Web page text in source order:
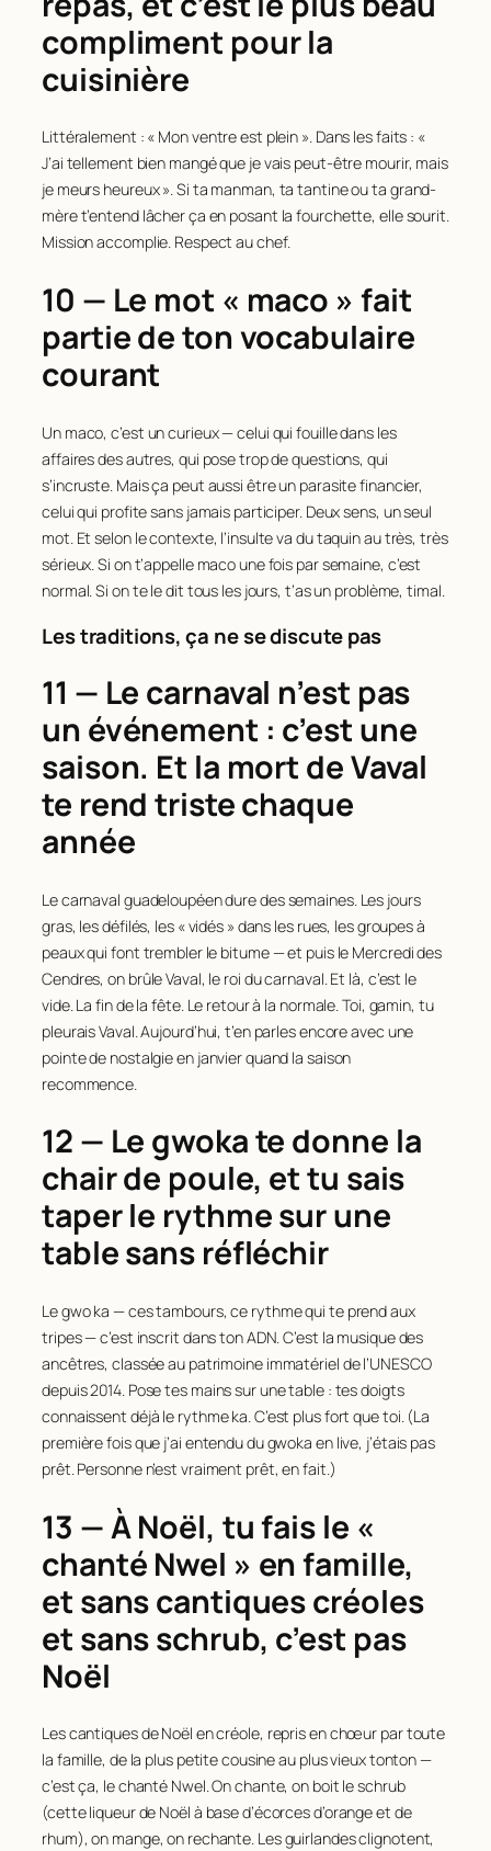
compliment pour la
cuisinière
Littéralement : « Mon ventre est plein ». Dans les faits : «
J’ai tellement bien mangé que je vais peut-être mourir, mais
je meurs heureux ». Si ta manman, ta tantine ou ta grand-
mère t’entend lâcher ça en posant la fourchette, elle sourit.
Mission accomplie. Respect au chef.
10 — Le mot « maco » fait
partie de ton vocabulaire
courant
Un maco, c’est un curieux — celui qui fouille dans les
affaires des autres, qui pose trop de questions, qui
s’incruste. Mais ça peut aussi être un parasite financier,
celui qui profite sans jamais participer. Deux sens, un seul
mot. Et selon le contexte, l’insulte va du taquin au très, très
sérieux. Si on t’appelle maco une fois par semaine, c’est
normal. Si on te le dit tous les jours, t’as un problème, timal.
Les traditions, ça ne se discute pas
11 — Le carnaval n’est pas
un événement : c’est une
saison. Et la mort de Vaval
te rend triste chaque
année
Le carnaval guadeloupéen dure des semaines. Les jours
gras, les défilés, les « vidés » dans les rues, les groupes à
peaux qui font trembler le bitume — et puis le Mercredi des
Cendres, on brûle Vaval, le roi du carnaval. Et là, c’est le
vide. La fin de la fête. Le retour à la normale. Toi, gamin, tu
pleurais Vaval. Aujourd’hui, t’en parles encore avec une
pointe de nostalgie en janvier quand la saison
recommence.
12 — Le gwoka te donne la
chair de poule, et tu sais
taper le rythme sur une
table sans réfléchir
Le gwo ka — ces tambours, ce rythme qui te prend aux
tripes — c’est inscrit dans ton ADN. C’est la musique des
ancêtres, classée au patrimoine immatériel de l’UNESCO
depuis 2014. Pose tes mains sur une table : tes doigts
connaissent déjà le rythme ka. C’est plus fort que toi. (La
première fois que j’ai entendu du gwoka en live, j’étais pas
prêt. Personne n’est vraiment prêt, en fait.)
13 — À Noël, tu fais le «
chanté Nwel » en famille,
et sans cantiques créoles
et sans schrub, c’est pas
Noël
Les cantiques de Noël en créole, repris en chœur par toute
la famille, de la plus petite cousine au plus vieux tonton —
c’est ça, le chanté Nwel. On chante, on boit le schrub
(cette liqueur de Noël à base d’écorces d’orange et de
rhum), on mange, on rechante. Les guirlandes clignotent,